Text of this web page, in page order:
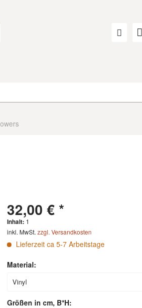
32,00 € *
Inhalt: 1
inkl. MwSt.zzgl. Versandkosten
Lieferzeit ca 5-7 Arbeitstage
Material:
Größen in cm, B*H: